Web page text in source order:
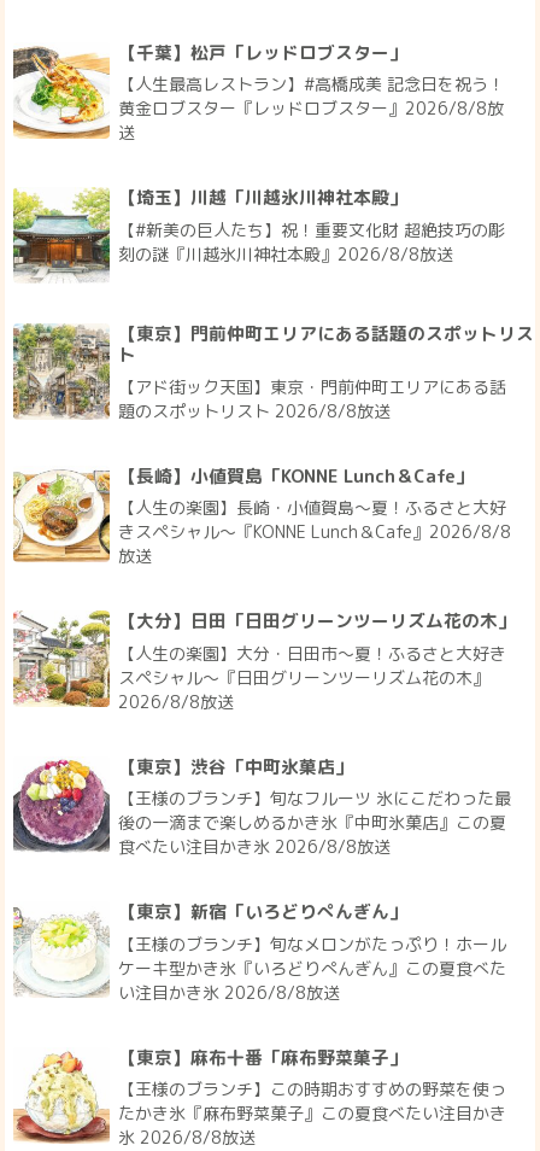
【千葉】松戸「レッドロブスター」
【人生最高レストラン】#高橋成美 記念日を祝う！
黄金ロブスター『レッドロブスター』2026/8/8放
送
【埼玉】川越「川越氷川神社本殿」
【#新美の巨人たち】祝！重要文化財 超絶技巧の彫
刻の謎『川越氷川神社本殿』2026/8/8放送
【東京】門前仲町エリアにある話題のスポットリス
ト
【アド街ック天国】東京・門前仲町エリアにある話
題のスポットリスト 2026/8/8放送
【長崎】小値賀島「KONNE Lunch＆Cafe」
【人生の楽園】長崎・小値賀島～夏！ふるさと大好
きスペシャル～『KONNE Lunch＆Cafe』2026/8/8
放送
【大分】日田「日田グリーンツーリズム花の木」
【人生の楽園】大分・日田市～夏！ふるさと大好き
スペシャル～『日田グリーンツーリズム花の木』
2026/8/8放送
【東京】渋谷「中町氷菓店」
【王様のブランチ】旬なフルーツ 氷にこだわった最
後の一滴まで楽しめるかき氷『中町氷菓店』この夏
食べたい注目かき氷 2026/8/8放送
【東京】新宿「いろどりぺんぎん」
【王様のブランチ】旬なメロンがたっぷり！ホール
ケーキ型かき氷『いろどりぺんぎん』この夏食べた
い注目かき氷 2026/8/8放送
【東京】麻布十番「麻布野菜菓子」
【王様のブランチ】この時期おすすめの野菜を使っ
たかき氷『麻布野菜菓子』この夏食べたい注目かき
氷 2026/8/8放送